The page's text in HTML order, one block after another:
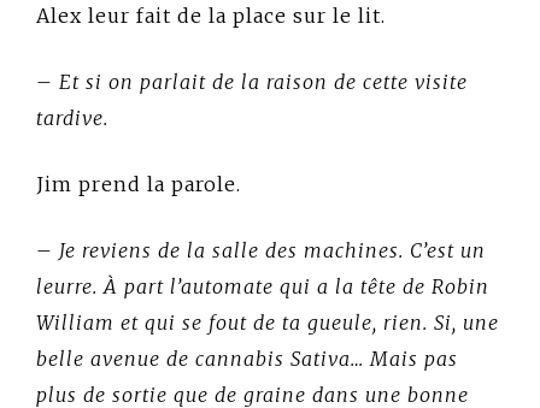
Alex leur fait de la place sur le lit.
– Et si on parlait de la raison de cette visite
tardive.
Jim prend la parole.
– Je reviens de la salle des machines. C’est un
leurre. À part l’automate qui a la tête de Robin
William et qui se fout de ta gueule, rien. Si, une
belle avenue de cannabis Sativa… Mais pas
plus de sortie que de graine dans une bonne